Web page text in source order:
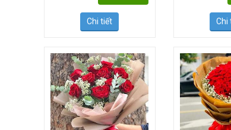
800.000 đ MUA NGAY 1.000.000 đ